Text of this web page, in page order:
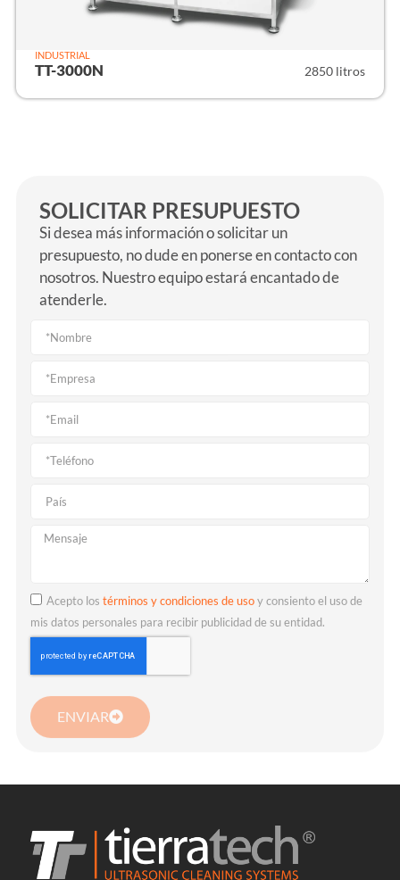
INDUSTRIAL
TT-3000N 2850 litros
SOLICITAR PRESUPUESTO
Si desea más información o solicitar un
presupuesto, no dude en ponerse en contacto con
nosotros. Nuestro equipo estará encantado de
atenderle.
Acepto lostérminos y condiciones de uso y consiento el uso de
mis datos personales para recibir publicidad de su entidad.
ENVIAR